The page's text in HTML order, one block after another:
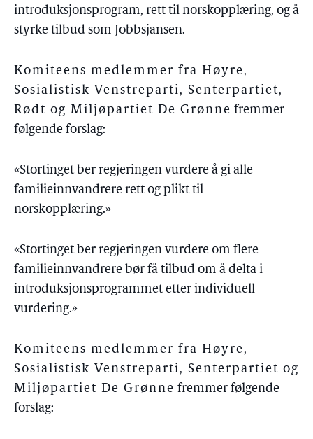
introduksjonsprogram, rett til norskopplæring, og å
styrke tilbud som Jobbsjansen.
Komiteens medlemmer fra Høyre,
Sosialistisk Venstreparti, Senterpartiet,
Rødt og Miljøpartiet De Grønne fremmer
følgende forslag:
«Stortinget ber regjeringen vurdere å gi alle
familieinnvandrere rett og plikt til
norskopplæring.»
«Stortinget ber regjeringen vurdere om flere
familieinnvandrere bør få tilbud om å delta i
introduksjonsprogrammet etter individuell
vurdering.»
Komiteens medlemmer fra Høyre,
Sosialistisk Venstreparti, Senterpartiet og
Miljøpartiet De Grønne fremmer følgende
forslag: